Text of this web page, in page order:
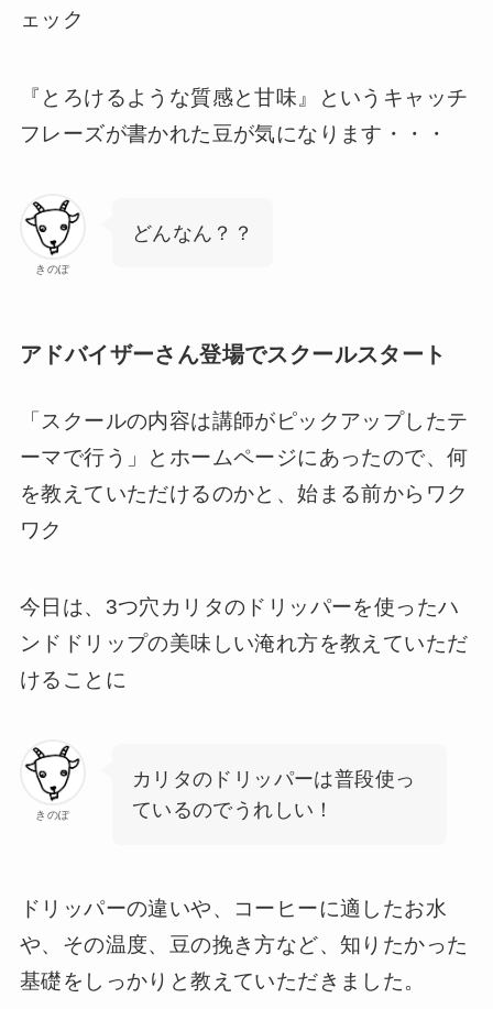
ェック
『とろけるような質感と甘味』というキャッチ
フレーズが書かれた豆が気になります・・・
きのぽ
どんなん？？
アドバイザーさん登場でスクールスタート
「スクールの内容は講師がピックアップしたテ
ーマで行う」とホームページにあったので、何
を教えていただけるのかと、始まる前からワク
ワク
今日は、3つ穴カリタのドリッパーを使ったハ
ンドドリップの美味しい淹れ方を教えていただ
けることに
きのぽ
カリタのドリッパーは普段使っ
ているのでうれしい！
ドリッパーの違いや、コーヒーに適したお水
や、その温度、豆の挽き方など、知りたかった
基礎をしっかりと教えていただきました。